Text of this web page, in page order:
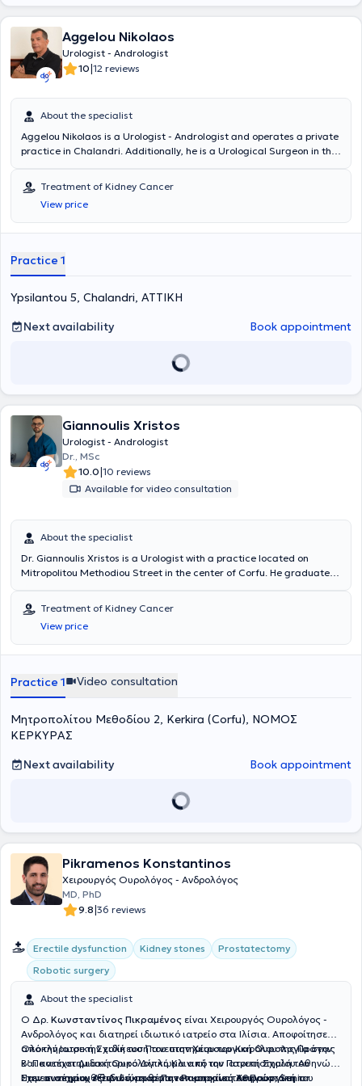
Aggelou Nikolaos
Urologist - Andrologist
10|12 reviews
About the specialist
Aggelou Nikolaos is a Urologist - Andrologist and operates a private
practice in Chalandri. Additionally, he is a Urological Surgeon in the
worked for many years at the General Hospital of Piraeus "Tzaneio."
He studied Medicine at the Universita degli Studi di Bologna and
specializes in endoscopic urology, transurethral resection of the
prostate (TURis), as well as oncology.
Treatment of Kidney Cancer
View price
Practice 1
Ypsilantou 5, Chalandri, ΑΤΤΙΚΗ
Next availability
Book appointment
Giannoulis Xristos
Urologist - Andrologist
Dr., MSc
10.0|10 reviews
Available for video consultation
About the specialist
Dr. Giannoulis Xristos is a Urologist with a practice located on
Mitropolitou Methodiou Street in the center of Corfu. He graduated
where he completed his thesis in the urological clinic focusing on the
treatment of bladder cancer. He specialized at the Urological Clinic
of the 417 Military Medical Training Center. He has experience in a
wide range of urological surgeries with a particular emphasis on
maintains an active scientific presence with publications in Greek
and international conferences and scientific journals, and he is
Treatment of Kidney Cancer
View price
Practice 1 Video consultation
Μητροπολίτου Μεθοδίου 2, Kerkira (Corfu), ΝΟΜΟΣ
ΚΕΡΚΥΡΑΣ
Next availability
Book appointment
Pikramenos Konstantinos
Χειρουργός Ουρολόγος - Ανδρολόγος
MD, PhD
9.8|36 reviews
Erectile dysfunction Kidney stones
Prostatectomy
Robotic surgery
About the specialist
Ο Δρ. Κωνσταντίνος Πικραμένος είναι Χειρουργός Ουρολόγος -
Ανδρολόγος και διατηρεί ιδιωτικό ιατρείο στα Ιλίσια. Αποφοίτησε
από την Ιατρική Σχολή του Πανεπιστημίου του Καρόλου της Πράγας
και κατέχει Διδακτορικό Δίπλωμα από την Ιατρική Σχολή του
Πανεπιστημίου Αθηνών, με θέμα τον καρκίνο του Προστάτη.
Ολοκλήρωσε την ειδίκευσή του στηνΧειρουργική Ουρολογίαστην
Β’ Πανεπιστημιακή Ουρολογική Κλινική του Πανεπιστημίου Αθηνών.
Στην συνέχεια,εξειδικεύτηκε στηνΡομποτική Χειρουργικήτου
Έχει ανακηρυχθείΔιδάκτωρ Πανεπιστημίου Αθηνών,Senior